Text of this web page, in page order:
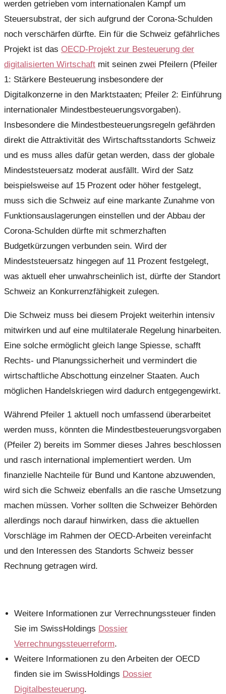
werden getrieben vom internationalen Kampf um
Steuersubstrat, der sich aufgrund der Corona-Schulden
noch verschärfen dürfte. Ein für die Schweiz gefährliches
Projekt ist das OECD-Projekt zur Besteuerung der
digitalisierten Wirtschaft mit seinen zwei Pfeilern (Pfeiler
1: Stärkere Besteuerung insbesondere der
Digitalkonzerne in den Marktstaaten; Pfeiler 2: Einführung
internationaler Mindestbesteuerungsvorgaben).
Insbesondere die Mindestbesteuerungsregeln gefährden
direkt die Attraktivität des Wirtschaftsstandorts Schweiz
und es muss alles dafür getan werden, dass der globale
Mindeststeuersatz moderat ausfällt. Wird der Satz
beispielsweise auf 15 Prozent oder höher festgelegt,
muss sich die Schweiz auf eine markante Zunahme von
Funktionsauslagerungen einstellen und der Abbau der
Corona-Schulden dürfte mit schmerzhaften
Budgetkürzungen verbunden sein. Wird der
Mindeststeuersatz hingegen auf 11 Prozent festgelegt,
was aktuell eher unwahrscheinlich ist, dürfte der Standort
Schweiz an Konkurrenzfähigkeit zulegen.
Die Schweiz muss bei diesem Projekt weiterhin intensiv
mitwirken und auf eine multilaterale Regelung hinarbeiten.
Eine solche ermöglicht gleich lange Spiesse, schafft
Rechts- und Planungssicherheit und vermindert die
wirtschaftliche Abschottung einzelner Staaten. Auch
möglichen Handelskriegen wird dadurch entgegengewirkt.
Während Pfeiler 1 aktuell noch umfassend überarbeitet
werden muss, könnten die Mindestbesteuerungsvorgaben
(Pfeiler 2) bereits im Sommer dieses Jahres beschlossen
und rasch international implementiert werden. Um
finanzielle Nachteile für Bund und Kantone abzuwenden,
wird sich die Schweiz ebenfalls an die rasche Umsetzung
machen müssen. Vorher sollten die Schweizer Behörden
allerdings noch darauf hinwirken, dass die aktuellen
Vorschläge im Rahmen der OECD-Arbeiten vereinfacht
und den Interessen des Standorts Schweiz besser
Rechnung getragen wird.
Weitere Informationen zur Verrechnungssteuer finden
Sie im SwissHoldings Dossier
Verrechnungssteuerreform.
Weitere Informationen zu den Arbeiten der OECD
finden sie im SwissHoldings Dossier
Digitalbesteuerung.